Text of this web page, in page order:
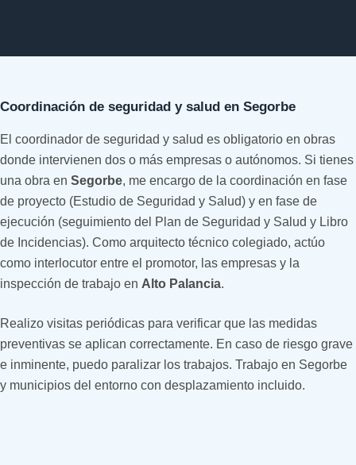
Coordinación de seguridad y salud en Segorbe
El coordinador de seguridad y salud es obligatorio en obras
donde intervienen dos o más empresas o autónomos. Si tienes
una obra en Segorbe, me encargo de la coordinación en fase
de proyecto (Estudio de Seguridad y Salud) y en fase de
ejecución (seguimiento del Plan de Seguridad y Salud y Libro
de Incidencias). Como arquitecto técnico colegiado, actúo
como interlocutor entre el promotor, las empresas y la
inspección de trabajo en Alto Palancia.
Realizo visitas periódicas para verificar que las medidas
preventivas se aplican correctamente. En caso de riesgo grave
e inminente, puedo paralizar los trabajos. Trabajo en Segorbe
y municipios del entorno con desplazamiento incluido.